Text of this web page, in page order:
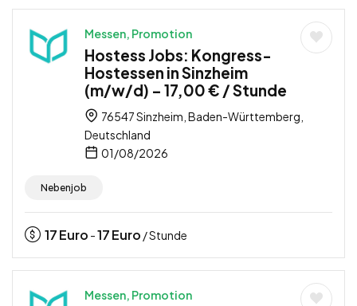
Messen, Promotion
Hostess Jobs: Kongress-
Hostessen in Sinzheim
(m/w/d) – 17,00 € / Stunde
76547 Sinzheim, Baden-Württemberg,
Deutschland
01/08/2026
Nebenjob
17Euro -17Euro / Stunde
Messen, Promotion